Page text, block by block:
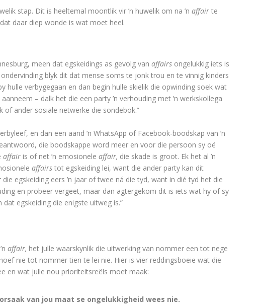
stap. Dit is heeltemal moontlik vir ’n huwelik om na ’naffairte
daar diep wonde is wat moet heel.
meen dat egskeidings as gevolg vanaffairs ongelukkig iets is
blyk dit dat mense soms te jonk trou en te vinnig kinders
hulle verbygegaan en dan begin hulle skielik die opwinding soek wat
– dalk het die een party ’n verhouding met ’n werkskollega
of ander sosiale netwerke die sondebok.”
en dan een aand ’n WhatsApp of Facebook-boodskap van ’n
die boodskappe word meer en voor die persoon sy oë
affair is of net ’n emosioneleaffair, die skade is groot. Ek het al ’n
affairstot egskeiding lei, want die ander party kan dit
egskeiding eers ’n jaar of twee ná die tyd, want in dié tyd het die
en probeer vergeet, maar dan agtergekom dit is iets wat hy of sy
egskeiding die enigste uitweg is.”
affair, het julle waarskynlik die uitwerking van nommer een tot nege
hoef nie tot nommer tien te lei nie. Hier is vier reddingsboeie wat die
en wat julle nou prioriteitsreëls moet maak:
van jou maat se ongelukkigheid wees nie.